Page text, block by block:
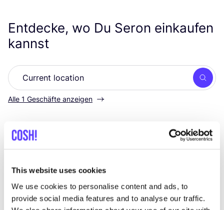
This website uses cookies
We use cookies to personalise content and ads, to
provide social media features and to analyse our traffic.
Entdecke, wo Du Seron einkaufen
kannst
Alle 1 Geschäfte anzeigen
The Circular Project Madrid like